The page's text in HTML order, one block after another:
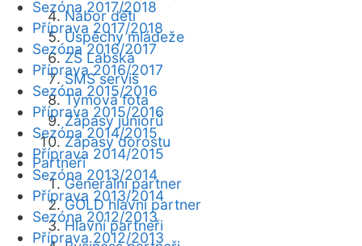
Nábor dětí
Úspěchy mládeže
ZŠ Labská
SMS servis
Týmová fota
Zápasy juniorů
Zápasy dorostu
Partneři
Generální partner
GOLD hlavní partner
Hlavní partneři
Sezóna 2017/2018
Příprava 2017/2018
Sezóna 2016/2017
Příprava 2016/2017
Sezóna 2015/2016
Příprava 2015/2016
Sezóna 2014/2015
Příprava 2014/2015
Sezóna 2013/2014
Příprava 2013/2014
Sezóna 2012/2013
Příprava 2012/2013